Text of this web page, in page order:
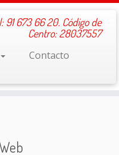
91 673 66 20. Código de
Centro: 28037557
Contacto